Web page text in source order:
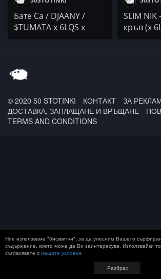
Бате Са / DJAANY /
$TUMATA x 6LQS x
SLIM NIK
кръв (x
© 2020 50 STOTINKI КОНТАКТ
ЗА
ДОСТАВКА, ЗАПЛАЩАНЕ И ВРЪЩАНЕ
TERMS AND CONDITIONS
Ние използваме "бисквитки", за да улесним Вашето
съдържание, което може да Ви заинтересува. Използвайки
съгласявате с нашите условия.
Разбрах